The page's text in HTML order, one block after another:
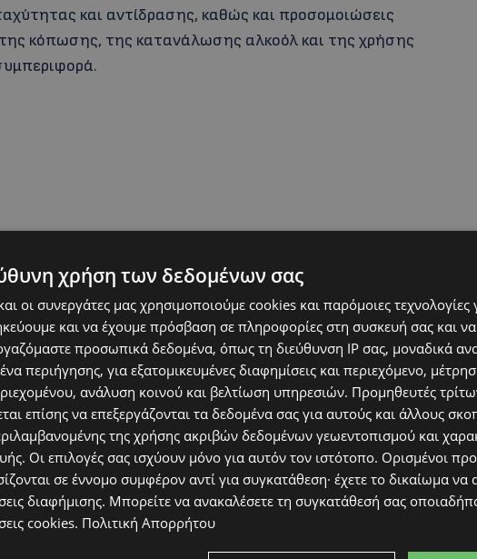
και αντίδρασης, καθώς και προσομοιώσεις
κόπωσης, της κατανάλωσης αλκοόλ και της χρήσης
επιτυχία το διήμερο 3 και 4 Ιουνίου 2026, σε
Αστυνομίας Κύπρου. Η εκπαιδευτική εμπειρία
ενισχύοντας την κατανόηση των κινδύνων
ευθύνη και τη συνειδητή λήψη αποφάσεων πίσω από
δέσμευση για την προώθηση της οδικής ασφάλειας
ενημέρωση, την εκπαίδευση και την προστασία
επενδύει σε πρωτοβουλίες που ενισχύουν την
κουλτούρα υπεύθυνης οδήγησης και συμβάλλουν
για όλους.
χρήση των δεδομένων σας
οι συνεργάτες μας χρησιμοποιούμε cookies και παρόμοιες τεχνολογίες
και να έχουμε πρόσβαση σε πληροφορίες στη συσκευή σας και να
προσωπικά δεδομένα, όπως τη διεύθυνση IP σας, μοναδικά
περιήγησης, για εξατομικευμένες διαφημίσεις και περιεχόμενο,
ανάλυση κοινού και βελτίωση υπηρεσιών. Προμηθευτές
επίσης να επεξεργάζονται τα δεδομένα σας για αυτούς και άλλους
της χρήσης ακριβών δεδομένων γεωεντοπισμού και
Οι επιλογές σας ισχύουν μόνο για αυτόν τον ιστότοπο. Ορισμένοι
σε έννομο συμφέρον αντί για συγκατάθεση· έχετε το δικαίωμα να
διαφήμισης. Μπορείτε να ανακαλέσετε τη συγκατάθεσή σας
cookies. Πολιτική Απορρήτου